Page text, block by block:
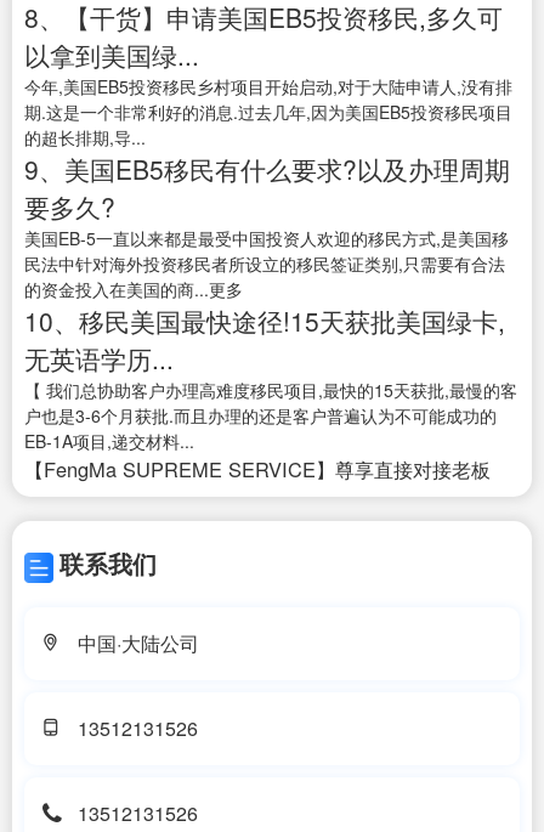
8、【干货】申请美国EB5投资移民,多久可
以拿到美国绿...
今年,美国EB5投资移民乡村项目开始启动,对于大陆申请人,没有排
期.这是一个非常利好的消息.过去几年,因为美国EB5投资移民项目
的超长排期,导...
9、美国EB5移民有什么要求?以及办理周期
要多久?
美国EB-5一直以来都是最受中国投资人欢迎的移民方式,是美国移
民法中针对海外投资移民者所设立的移民签证类别,只需要有合法
的资金投入在美国的商...更多
10、移民美国最快途径!15天获批美国绿卡,
无英语学历...
【 我们总协助客户办理高难度移民项目,最快的15天获批,最慢的客
户也是3-6个月获批.而且办理的还是客户普遍认为不可能成功的
EB-1A项目,递交材料...
【FengMa SUPREME SERVICE】尊享直接对接老板
联系我们
中国·大陆公司
13512131526
13512131526